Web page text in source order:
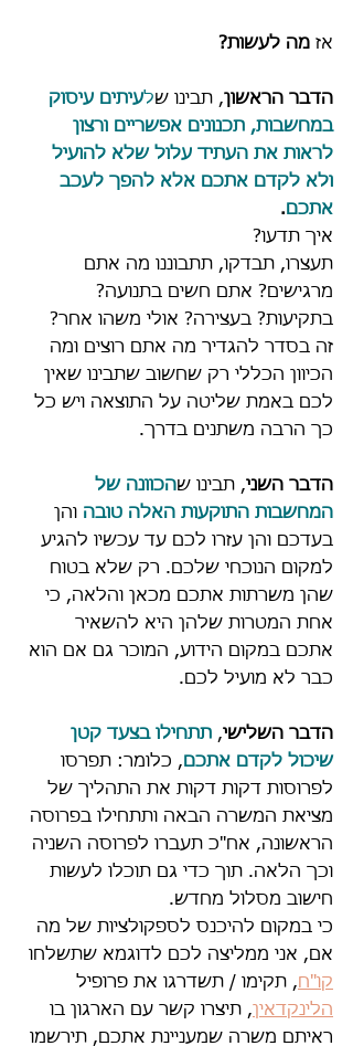
אז מה לעשות?
הדבר הראשון, תבינו שלעיתים עיסוק
במחשבות, תכנונים אפשריים ורצון
לראות את העתיד עלול שלא להועיל
ולא לקדם אתכם אלא להפך לעכב
אתכם.
איך תדעו?
תעצרו, תבדקו, תתבוננו מה אתם
מרגישים? אתם חשים בתנועה?
בתקיעות? בעצירה? אולי משהו אחר?
זה בסדר להגדיר מה אתם רוצים ומה
הכיוון הכללי רק שחשוב שתבינו שאין
לכם באמת שליטה על התוצאה ויש כל
כך הרבה משתנים בדרך.
הדבר השני, תבינו שהכוונה של
המחשבות התוקעות האלה טובה והן
בעדכם והן עזרו לכם עד עכשיו להגיע
למקום הנוכחי שלכם. רק שלא בטוח
שהן משרתות אתכם מכאן והלאה, כי
אחת המטרות שלהן היא להשאיר
אתכם במקום הידוע, המוכר גם אם הוא
כבר לא מועיל לכם.
הדבר השלישי, תתחילו בצעד קטן
שיכול לקדם אתכם, כלומר: תפרסו
לפרוסות דקות דקות את התהליך של
מציאת המשרה הבאה ותתחילו בפרוסה
הראשונה, אח"כ תעברו לפרוסה השניה
וכך הלאה. תוך כדי גם תוכלו לעשות
חישוב מסלול מחדש.
כי במקום להיכנס לספקולציות של מה
אם, אני ממליצה לכם לדוגמא שתשלחו
קו"ח, תקימו / תשדרגו את פרופיל
הלינקדאין, תיצרו קשר עם הארגון בו
ראיתם משרה שמעניינת אתכם, תירשמו